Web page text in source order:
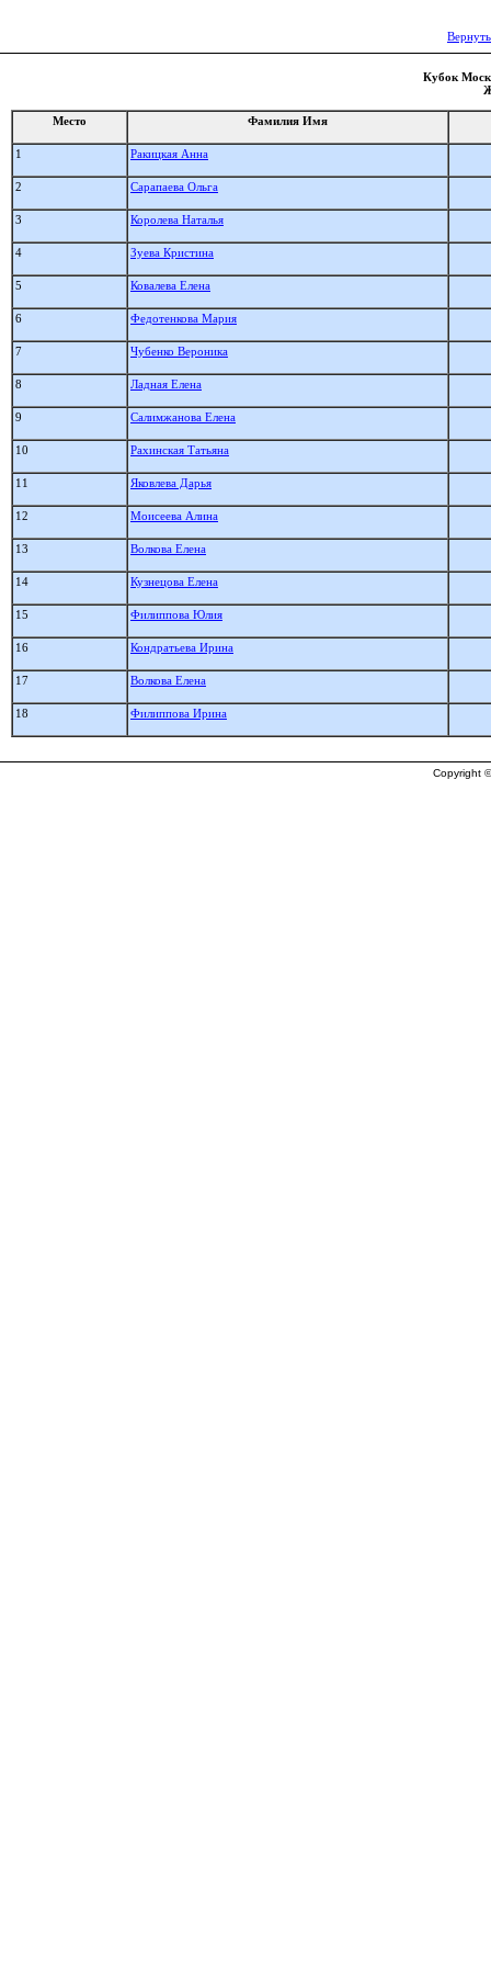
Кубок
Место Фамилия Имя
1 Ракицкая Анна
2 Сарапаева Ольга
3 Королева Наталья
4 Зуева Кристина
5 Ковалева Елена
6 Федотенкова Мария
7 Чубенко Вероника
8 Ладная Елена
9 Салимжанова Елена
10 Рахинская Татьяна
11 Яковлева Дарья
12 Моисеева Алина
13 Волкова Елена
14 Кузнецова Елена
15 Филиппова Юлия
16 Кондратьева Ирина
17 Волкова Елена
18 Филиппова Ирина
Copyright